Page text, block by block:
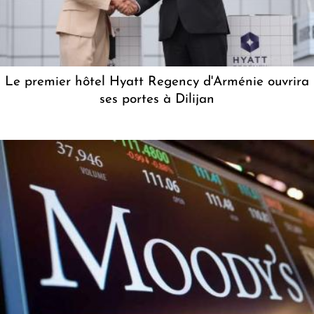
Le premier hôtel Hyatt Regency d'Arménie ouvrira
ses portes à Dilijan